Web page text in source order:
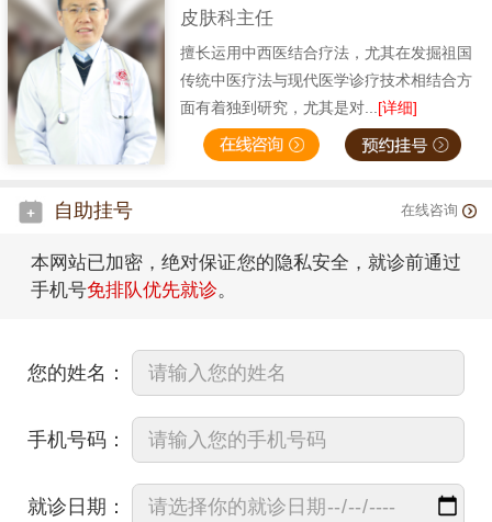
皮肤科主任
擅长运用中西医结合疗法，尤其在发掘祖国
传统中医疗法与现代医学诊疗技术相结合方
面有着独到研究，尤其是对...[详细]
自助挂号 在线咨询
本网站已加密，绝对保证您的隐私安全，就诊前通过
手机号免排队优先就诊。
您的姓名：
手机号码：
就诊日期：